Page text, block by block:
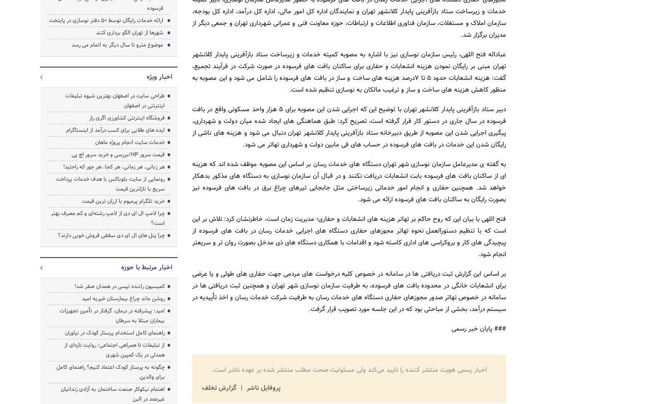
خدمات و زیرساخت ستاد بازآفرینی پایدار کلانشهر تهران و نمایندگان اداره کل امور مالی، اداره کل درآمد، اداره کل بودجه،
سازمان املاک و مستغلات، سازمان فناوری اطلاعات و ارتباطات، حوزه معاونت فنی و عمرانی شهرداری تهران و جمعی دیگر از
مدیران برگزار شد.
عباداله فتح اللهی، رئیس سازمان نوسازی نیز با اشاره به مصوبه کمیته خدمات و زیرساخت ستاد بازآفرینی پایدار کلانشهر
تهران مبنی بر رایگان نمودن هزینه انشعابات و حفاری برای ساکنان بافت های فرسوده در صورت شرکت در فرآیند تجمیع،
گفت: هزینه انشعابات حدود 5 تا 7درصد هزینه های ساخت و ساز در بافت های فرسوده را شامل می شود و این مصوبه به
منظور کاهش هزینه های ساخت و ساز و ترغیب مالکان به نوسازی تنظیم شده است.
دبیر ستاد بازآفرینی پایدار کلانشهر تهران با توضیح این که اجرایی شدن این مصوبه برای 5 هزار واحد مسکونی واقع در بافت
فرسوده در سال جاری در دستور کار قرار گرفته است، تصریح کرد: طبق هماهنگی های ایجاد شده میان دولت و شهرداری،
پیگیری اجرایی شدن این مصوبه از طریق دبیرخانه ستاد بازآفرینی پایدار کلانشهر تهران دنبال می شود و هزینه های ناشی از
رایگان شدن این خدمات در بافت های فرسوده در حساب های فی مابین دولت و شهرداری تهاتر می شود.
به گفته ی مدیرعامل سازمان نوسازی شهر تهران دستگاه های خدمات رسان بر اساس این مصوبه موظف شده اند که هزینه
ای از ساکنان بافت های فرسوده بابت انشعابات دریافت نکنند و در قبال آن سازمان نوسازی به دستگاه های مذکور بدهکار
خواهد شد. همچنین حفاری و انجام امور خدماتی زیرساختی مثل جابجایی تیرهای چراغ برق در بافت های فرسوده نیز
بصورت رایگان به ساکنان بافت های فرسوده ارائه می شود.
فتح اللهی با بیان این که روح حاکم بر تهاتر هزینه های انشعابات و حفاری؛ مدیریت زمان است، خاطرنشان کرد: تلاش بر این
است که با تنظیم دستورالعمل نحوه تهاتر مجوزهای حفاری دستگاه های اجرایی خدمات رسان در بافت های فرسوده از
پیچیدگی های کار و بروکراسی های اداری کاسته شود و اقدامات با همکاری دستگاه های ذی مدخل بصورت روان تر و سریعتر
انجام شود.
بر اساس این گزارش ثبت دریافتی ها در سامانه در خصوص کلیه درخواست های مردمی جهت حفاری های طولی و یا عرضی
برای انشعابات خانگی در محدوده بافت های فرسوده، به طرفیت سازمان نوسازی شهر تهران و همچنین ثبت دریافتی ها در
سامانه در خصوص تهاتر صدور مجوزهای حفاری دستگاه های خدمات رسان به طرفیت شرکت خدمات رسان و اخذ تأییدیه در
سیستم درآمد، بخشی از مباحثی بود که در این جلسه مورد تصویب قرار گرفت.
### پایان خبر رسمی
اخبار رسمی هویت منتشر کننده را تایید می‌کند ولی مسئولیت صحت مطلب منتشر شده بر عهده ناشر است.
پروفایل ناشر
گزارش تخلف
فرسوده
ارائه خدمات رایگان توسط 50 دفتر نوسازی در پایتخت
شهرها از تهران الگو برداری کنند
موضوع مترو تا سال دیگر به اتمام می رسد
اخبار ویژه
طراحی سایت در اصفهان بهترین شیوه تبلیغات
اینترنتی در اصفهان
فروشگاه اینترنتی کشاورزی اگری راز
ایده های طلایی برای کسب درآمد از اینستاگرام
خدمات سایت انجام پروژه ماهان
قیمت سرور HP/بررسی و خرید سرور اچ پی
هر زبانی، هر زمانی، هر کجا، هر جور که راحتید!
رونمایی از سایت بلوباکس با هدف خدمات پرداخت
سریع با نازلترین قیمت
خرید تلگرام پرمیوم با ارزان ترین قیمت
چرا لامپ ال ای دی از لامپ رشته‌ای و کم مصرف بهتر
است؟
چرا پنل های ال ای دی سقفی فروش خوبی دارند؟
اخبار مرتبط با حوزه
کمیسیون راننده تپسی در همدان صفر شد!
روشن ماند چراغ بیمارستان خیریه امید
امید؛ پیشرفته در درمان، گرفتار در تأمین تجهیزات
بیماران مبتلا به سرطان
راهنمای کامل استخدام پرستار کودک در نیاوران
از تبلیغات تا همراهی اجتماعی؛ روایت تازه‌ای از
همدلی در یک کمپین شهری
چگونه به پرستار کودک اعتماد کنیم؟ راهنمای کامل
برای والدین
اهتمام نیکوکار صنعت ساختمان به آزادی زندانیان
غیرعمد در البرز